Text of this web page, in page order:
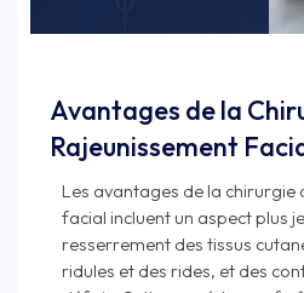
Avantages de la
Rajeunissement
Les avantages de la chirurgie
facial incluent un aspect plus
resserrement des tissus
ridules et des rides, et des